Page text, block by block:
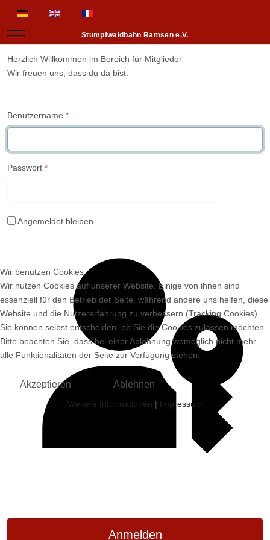
Sprache auswählen
Mobile Menu ToggleStumpfwaldbahn Ramsen e.V.
Herzlich Willkommen im Bereich für Mitglieder
Wir freuen uns, dass du da bist.
Benutzername *
Passwort *
Angemeldet bleiben
Anmelden
Wir benutzen Cookies
Wir nutzen Cookies auf unserer Website. Einige von ihnen sind
essenziell für den Betrieb der Seite, während andere uns helfen, diese
Website und die Nutzererfahrung zu verbessern (Tracking Cookies).
Sie können selbst entscheiden, ob Sie die Cookies zulassen möchten.
Bitte beachten Sie, dass bei einer Ablehnung womöglich nicht mehr
alle Funktionalitäten der Seite zur Verfügung stehen.
Akzeptieren Ablehnen
Weitere Informationen | Impressum